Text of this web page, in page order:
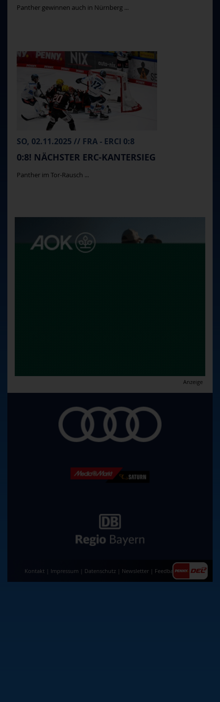
Panther gewinnen auch in Nürnberg ...
SO, 02.11.2025 // FRA - ERCI 0:8
0:8! NÄCHSTER ERC-KANTERSIEG
Panther im Tor-Rausch ...
Anzeige
Kontakt Impressum Datenschutz Newsletter Feedback|AGB